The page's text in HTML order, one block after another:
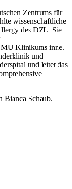
Zentrums für
wissenschaftliche
des DZL. Sie
Klinikums inne.
und
und leitet das
Bianca Schaub.